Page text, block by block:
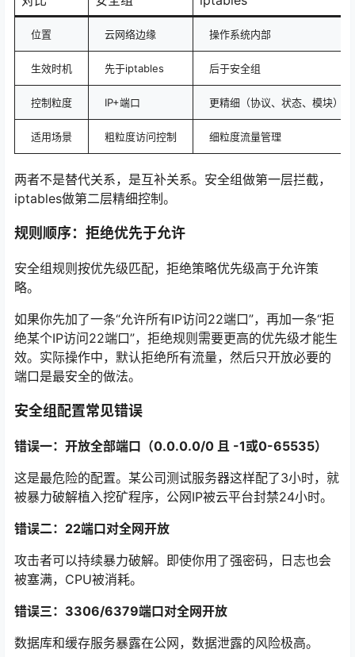
位置 云网络边缘 操作系统内部
生效时机 先于iptables 后于安全组
控制粒度 IP+端口 更精细（协议、状态、模块）
适用场景 粗粒度访问控制 细粒度流量管理
两者不是替代关系，是互补关系。安全组做第一层拦截，
iptables做第二层精细控制。
规则顺序：拒绝优先于允许
安全组规则按优先级匹配，拒绝策略优先级高于允许策
略。
如果你先加了一条“允许所有IP访问22端口”，再加一条“拒
绝某个IP访问22端口”，拒绝规则需要更高的优先级才能生
效。实际操作中，默认拒绝所有流量，然后只开放必要的
端口是最安全的做法。
安全组配置常见错误
错误一：开放全部端口（0.0.0.0/0 且 -1或0-65535）
这是最危险的配置。某公司测试服务器这样配了3小时，就
被暴力破解植入挖矿程序，公网IP被云平台封禁24小时。
错误二：22端口对全网开放
攻击者可以持续暴力破解。即使你用了强密码，日志也会
被塞满，CPU被消耗。
错误三：3306/6379端口对全网开放
数据库和缓存服务暴露在公网，数据泄露的风险极高。